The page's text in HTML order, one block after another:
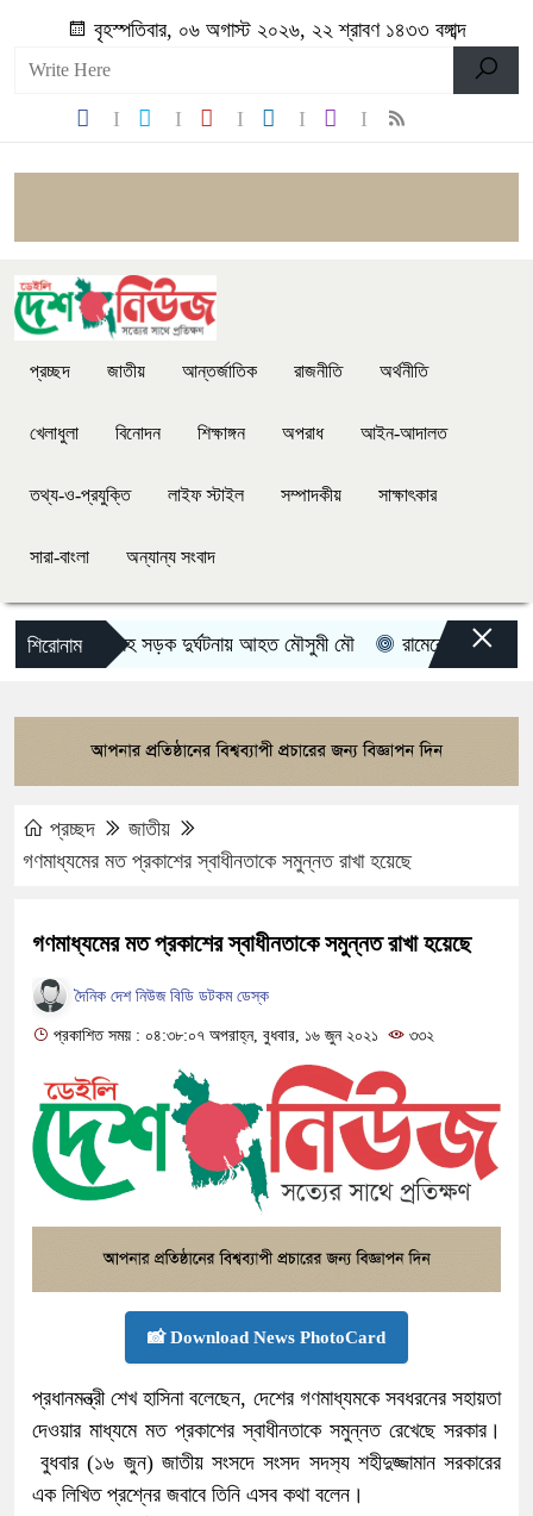
বৃহস্পতিবার, ০৬ অগাস্ট ২০২৬, ২২ শ্রাবণ ১৪৩৩ বঙ্গাব্দ
প্রচ্ছদ জাতীয় আন্তর্জাতিক রাজনীতি অর্থনীতি
খেলাধুলা বিনোদন শিক্ষাঙ্গন অপরাধ আইন-আদালত
তথ্য-ও-প্রযুক্তি লাইফ স্টাইল সম্পাদকীয় সাক্ষাৎকার
সারা-বাংলা অন্যান্য সংবাদ
শিরোনাম
ভয়াবহ সড়ক দুর্ঘটনায় আহত মৌসুমী মৌ রামেকে বৈদ্যুতিক তার
×
প্রচ্ছদ
জাতীয়
গণমাধ্যমের মত প্রকাশের স্বাধীনতাকে সমুন্নত রাখা হয়েছে
গণমাধ্যমের মত প্রকাশের স্বাধীনতাকে সমুন্নত রাখা হয়েছে
দৈনিক দেশ নিউজ বিডি ডটকম ডেস্ক
প্রকাশিত সময় : ০৪:৩৮:০৭ অপরাহ্ন, বুধবার, ১৬ জুন ২০২১ ৩৩২
📸 Download News PhotoCard
প্রধানমন্ত্রী শেখ হাসিনা বলেছেন, দেশের গণমাধ্যমকে সবধরনের সহায়তা
দেওয়ার মাধ্যমে মত প্রকাশের স্বাধীনতাকে সমুন্নত রেখেছে সরকার।
বুধবার (১৬ জুন) জাতীয় সংসদে সংসদ সদস‌্য শহীদুজ্জামান সরকারের
এক লিখিত প্রশ্নের জবাবে তিনি এসব কথা বলেন।